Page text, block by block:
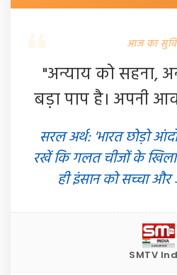
आज का
"अन्याय को सहना,
बड़ा पाप है। अपनी
सरल अर्थ: 'भारत छोड़ो
रखें कि गलत चीजों के
ही इंसान को सच्चा
SMTV